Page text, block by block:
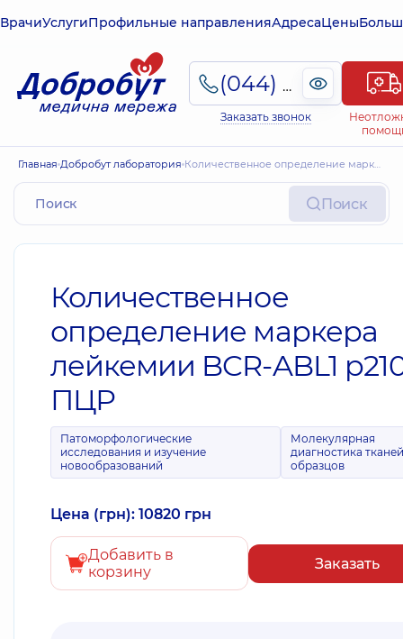
ВрачиУслугиПрофильные направленияАдресаЦены
(044) 495-2-888
Заказать звонок
Главная Добробут лаборатория Количественное определение маркера лейкемии BCR-ABL1 p210, ПЦР
Поиск
Количественное
определение маркера
лейкемии BCR-ABL1
ПЦР
Патоморфологические
исследования и изучение
новообразований
Молекулярная
диагностика
образцов
Цена (грн): 10820 грн
Добавить в
корзину
Заказать